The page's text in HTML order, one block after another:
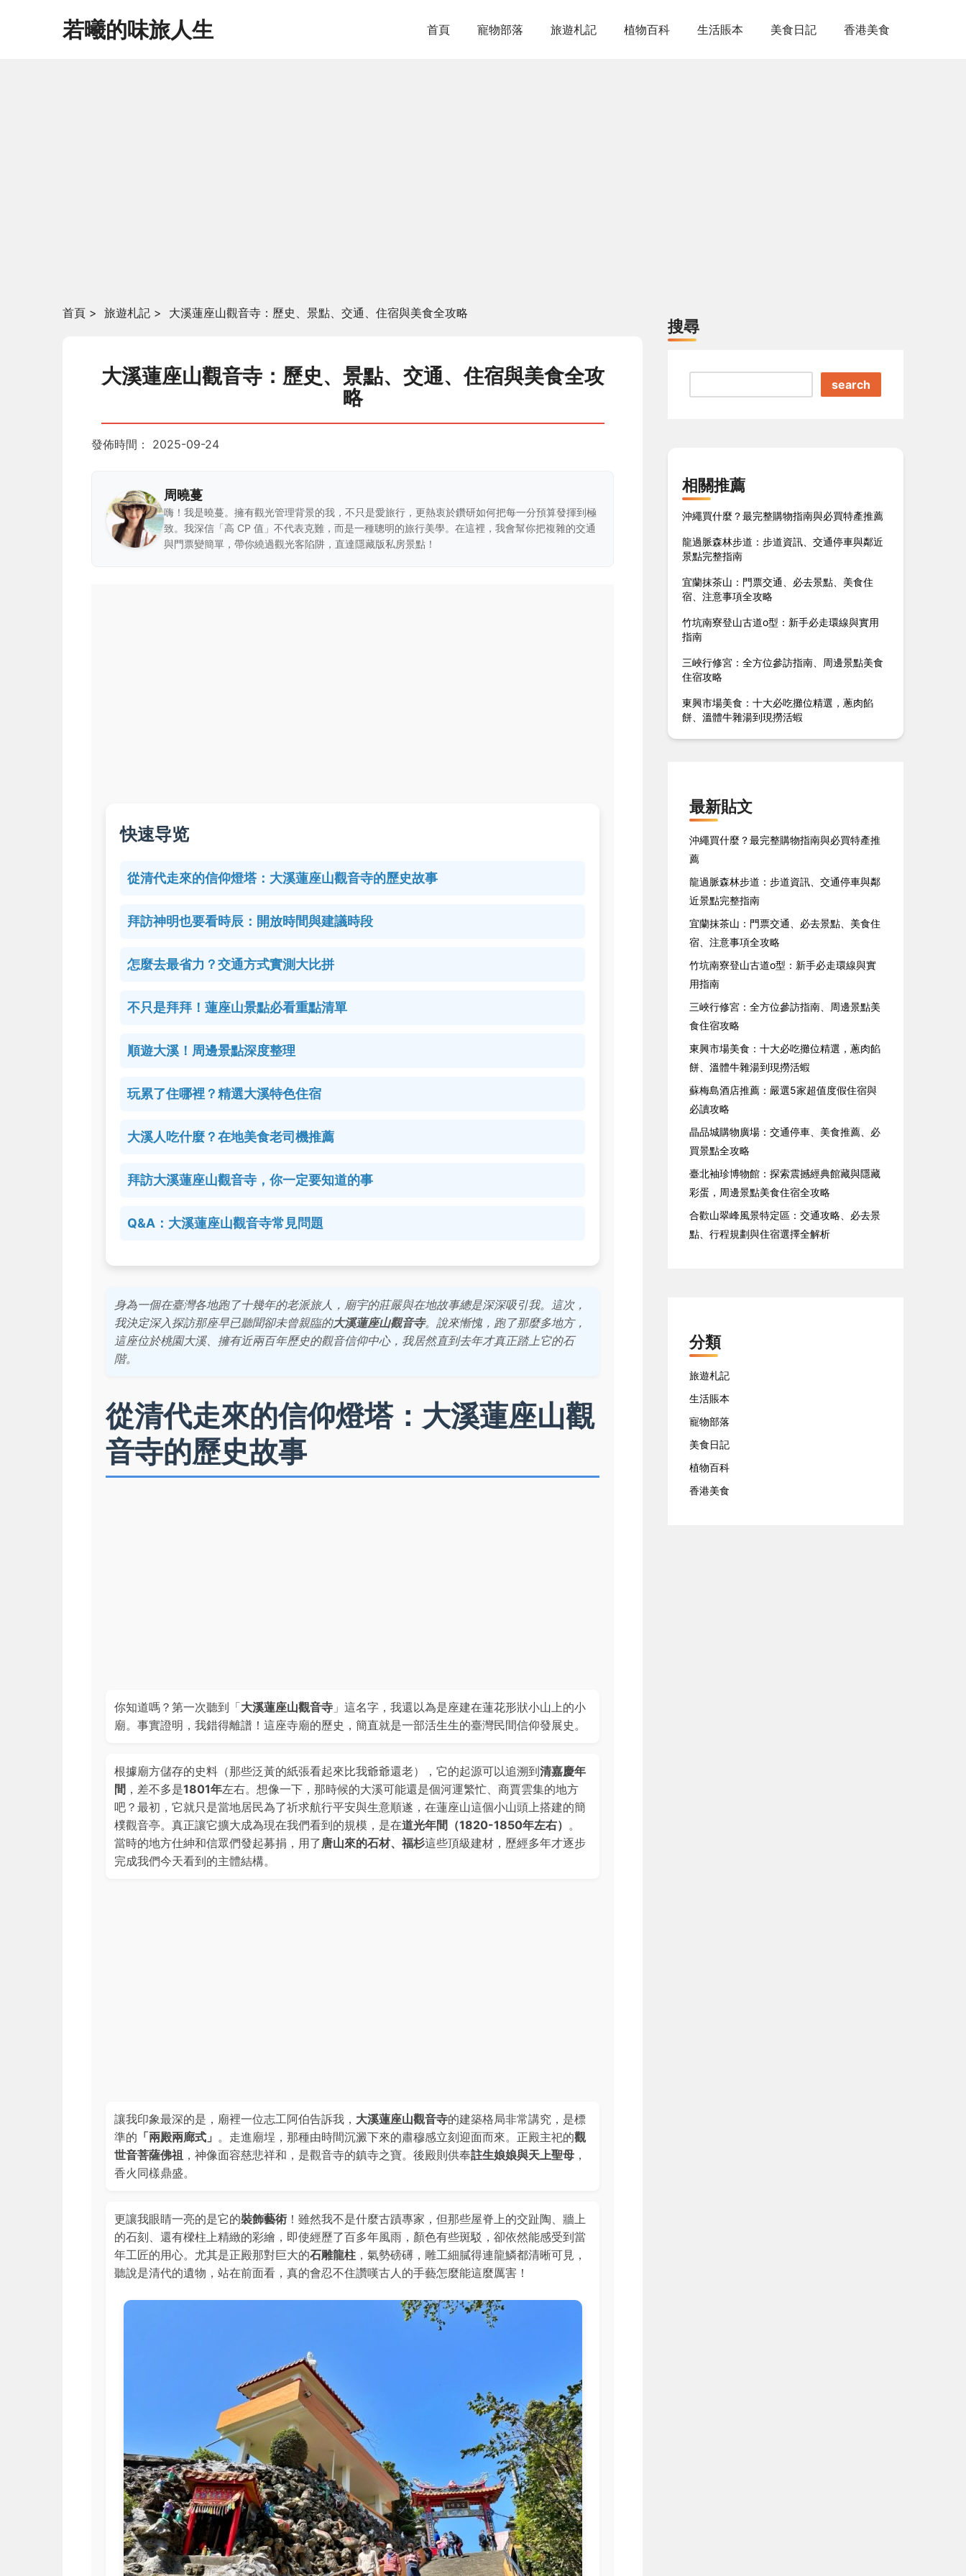
若曦的味旅人生 首頁 寵物部落 旅遊札記 植物百科 生活賬本 美食日記 香港美食
首頁 > 旅遊札記 > 大溪蓮座山觀音寺：歷史、景點、交通、住宿與美食全攻略
大溪蓮座山觀音寺：歷史、景點、交通、住宿與美食全攻
略
發佈時間： 2025-09-24
周曉蔓
嗨！我是曉蔓。擁有觀光管理背景的我，不只是愛旅行，更熱衷於鑽研如何把每一分預算發揮到極
致。我深信「高 CP 值」不代表克難，而是一種聰明的旅行美學。在這裡，我會幫你把複雜的交通
與門票變簡單，帶你繞過觀光客陷阱，直達隱藏版私房景點！
快速导览
從清代走來的信仰燈塔：大溪蓮座山觀音寺的歷史故事
拜訪神明也要看時辰：開放時間與建議時段
怎麼去最省力？交通方式實測大比拼
不只是拜拜！蓮座山景點必看重點清單
順遊大溪！周邊景點深度整理
玩累了住哪裡？精選大溪特色住宿
大溪人吃什麼？在地美食老司機推薦
拜訪大溪蓮座山觀音寺，你一定要知道的事
Q&A：大溪蓮座山觀音寺常見問題
身為一個在臺灣各地跑了十幾年的老派旅人，廟宇的莊嚴與在地故事總是深深吸引我。這次，
我決定深入探訪那座早已聽聞卻未曾親臨的大溪蓮座山觀音寺。說來慚愧，跑了那麼多地方，
這座位於桃園大溪、擁有近兩百年歷史的觀音信仰中心，我居然直到去年才真正踏上它的石
階。
從清代走來的信仰燈塔：大溪蓮座山觀
音寺的歷史故事
你知道嗎？第一次聽到「大溪蓮座山觀音寺 」這名字，我還以為是座建在蓮花形狀小山上的小
廟。事實證明，我錯得離譜！這座寺廟的歷史，簡直就是一部活生生的臺灣民間信仰發展史。
根據廟方儲存的史料（那些泛黃的紙張看起來比我爺爺還老），它的起源可以追溯到清嘉慶年
間 ，差不多是1801年左右。想像一下，那時候的大溪可能還是個河運繁忙、商賈雲集的地方
吧？最初，它就只是當地居民為了祈求航行平安與生意順遂，在蓮座山這個小山頭上搭建的簡
樸觀音亭。真正讓它擴大成為現在我們看到的規模，是在道光年間（1820-1850年左右） 。
當時的地方仕紳和信眾們發起募捐，用了唐山來的石材、福杉這些頂級建材，歷經多年才逐步
完成我們今天看到的主體結構。
讓我印象最深的是，廟裡一位志工阿伯告訴我， 大溪蓮座山觀音寺的建築格局非常講究，是標
準的 「兩殿兩廊式」 。走進廟埕，那種由時間沉澱下來的肅穆感立刻迎面而來。正殿主祀的觀
世音菩薩佛祖 ，神像面容慈悲祥和，是觀音寺的鎮寺之寶。後殿則供奉註生娘娘與天上聖母 ，
香火同樣鼎盛。
更讓我眼睛一亮的是它的裝飾藝術 ！雖然我不是什麼古蹟專家，但那些屋脊上的交趾陶、牆上
的石刻、還有樑柱上精緻的彩繪，即使經歷了百多年風雨，顏色有些斑駁，卻依然能感受到當
年工匠的用心。尤其是正殿那對巨大的石雕龍柱 ，氣勢磅礡，雕工細膩得連龍鱗都清晰可見，
聽說是清代的遺物，站在前面看，真的會忍不住讚嘆古人的手藝怎麼能這麼厲害！
搜尋
search
相關推薦
沖繩買什麼？最完整購物指南與必買特產推薦
龍過脈森林步道：步道資訊、交通停車與鄰近
景點完整指南
宜蘭抹茶山：門票交通、必去景點、美食住
宿、注意事項全攻略
竹坑南寮登山古道o型：新手必走環線與實用
指南
三峽行修宮：全方位參訪指南、周邊景點美食
住宿攻略
東興市場美食：十大必吃攤位精選，蔥肉餡
餅、溫體牛雜湯到現撈活蝦
最新貼文
沖繩買什麼？最完整購物指南與必買特產推
薦
龍過脈森林步道：步道資訊、交通停車與鄰
近景點完整指南
宜蘭抹茶山：門票交通、必去景點、美食住
宿、注意事項全攻略
竹坑南寮登山古道o型：新手必走環線與實
用指南
三峽行修宮：全方位參訪指南、周邊景點美
食住宿攻略
東興市場美食：十大必吃攤位精選，蔥肉餡
餅、溫體牛雜湯到現撈活蝦
蘇梅島酒店推薦：嚴選5家超值度假住宿與
必讀攻略
晶品城購物廣場：交通停車、美食推薦、必
買景點全攻略
臺北袖珍博物館：探索震撼經典館藏與隱藏
彩蛋，周邊景點美食住宿全攻略
合歡山翠峰風景特定區：交通攻略、必去景
點、行程規劃與住宿選擇全解析
分類
旅遊札記
生活賬本
寵物部落
美食日記
植物百科
香港美食